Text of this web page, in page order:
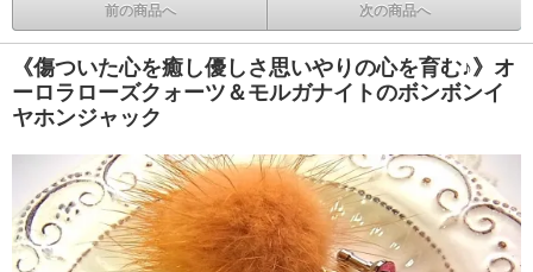
前の商品へ 次の商品へ
《傷ついた心を癒し優しさ思いやりの心を育む♪》オ
ーロラローズクォーツ＆モルガナイトのボンボンイ
ヤホンジャック